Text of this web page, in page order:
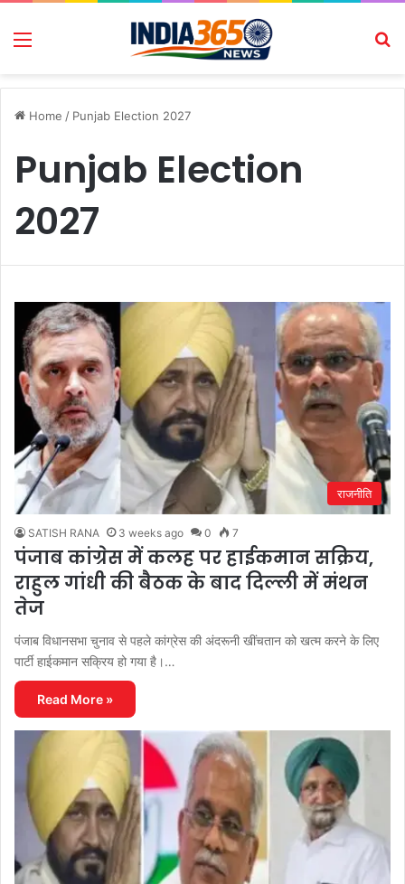
Menu
Home / Punjab Election 2027
Punjab Election
2027
राजनीति
SATISH RANA 3 weeks ago 0 7
पंजाब कांग्रेस में कलह पर हाईकमान सक्रिय,
राहुल गांधी की बैठक के बाद दिल्ली में मंथन
तेज
पंजाब विधानसभा चुनाव से पहले कांग्रेस की अंदरूनी खींचतान को खत्म करने के लिए
पार्टी हाईकमान सक्रिय हो गया है।…
Read More »